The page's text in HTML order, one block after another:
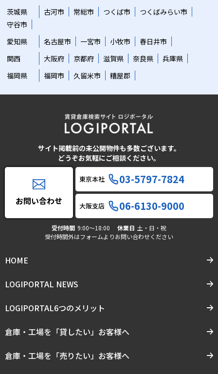
茨城県
古河市 常総市 つくば市
つくばみらい市
守谷市
愛知県
名古屋市 一宮市 小牧市
春日井市
関西
大阪府 京都府 滋賀県 奈良県
兵庫県
福岡県
福岡市 久留米市 糟屋郡
サイト掲載前の未公開物件も多数ございます。
どうぞお気軽にご相談ください。
お問い合わせ
東京本社 03-5797-7824
大阪支店 06-6130-9000
受付時間 9:00〜18:00 休業日 土・日・祝
受付時間外はフォームよりお問い合わせください
HOME
LOGIPORTAL NEWS
LOGIPORTAL6つのメリット
倉庫・工場を「貸したい」お客様へ
倉庫・工場を「売りたい」お客様へ